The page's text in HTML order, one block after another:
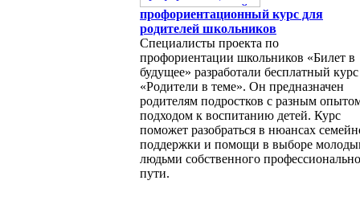
профориентационный курс для
родителей школьников
Специалисты проекта по
профориентации школьников «Билет в
будущее» разработали бесплатный курс
«Родители в теме». Он предназначен
родителям подростков с разным
подходом к воспитанию детей. Курс
поможет разобраться в нюансах
поддержки и помощи в выборе
людьми собственного
пути.